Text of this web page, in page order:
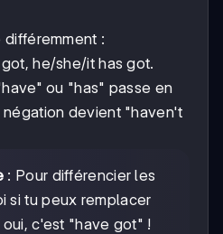
:
he/she/it has got.
ou "has" passe en
devient "haven't
: Pour différencier les
si tu peux remplacer
c'est "have got" !